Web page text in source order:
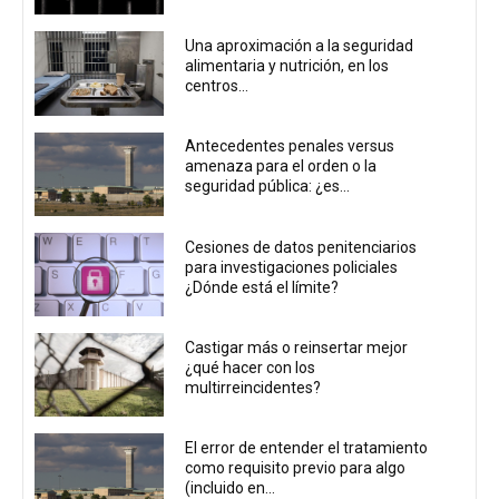
Una aproximación a la seguridad
alimentaria y nutrición, en los
centros...
Antecedentes penales versus
amenaza para el orden o la
seguridad pública: ¿es...
Cesiones de datos penitenciarios
para investigaciones policiales
¿Dónde está el límite?
Castigar más o reinsertar mejor
¿qué hacer con los
multirreincidentes?
El error de entender el tratamiento
como requisito previo para algo
(incluido en...